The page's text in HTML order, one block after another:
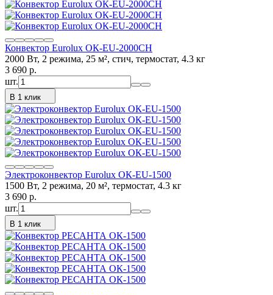
Конвектор Eurolux ОК-EU-2000CH
2000 Вт, 2 режима, 25 м², стич, термостат, 4.3 кг
3 690 p.
шт.
В 1 клик
Электроконвектор Eurolux ОК-EU-1500
1500 Вт, 2 режима, 20 м², термостат, 4.3 кг
3 690 p.
шт.
В 1 клик